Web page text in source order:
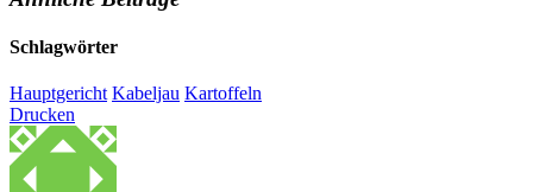
Schlagwörter
Hauptgericht Kabeljau Kartoffeln
Drucken